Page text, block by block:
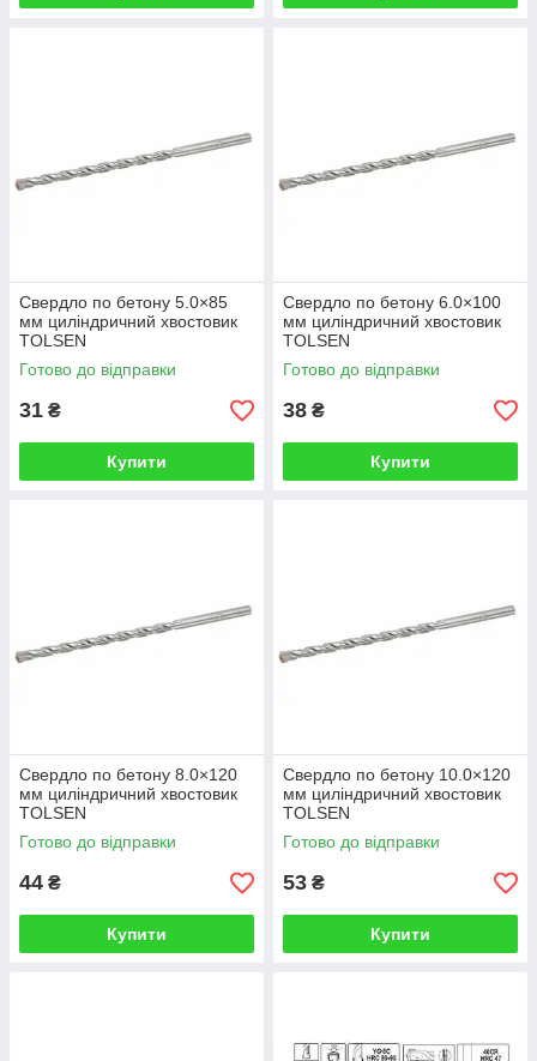
Свердло по бетону 5.0×85
мм циліндричний хвостовик
TOLSEN
Готово до відправки
31 ₴
Купити
Свердло по бетону 6.0×100
мм циліндричний хвостовик
TOLSEN
Готово до відправки
38 ₴
Купити
Свердло по бетону 8.0×120
мм циліндричний хвостовик
TOLSEN
Готово до відправки
44 ₴
Купити
Свердло по бетону 10.0×120
мм циліндричний хвостовик
TOLSEN
Готово до відправки
53 ₴
Купити